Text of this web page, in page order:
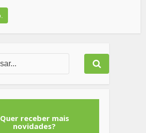
Quer receber mais
novidades?